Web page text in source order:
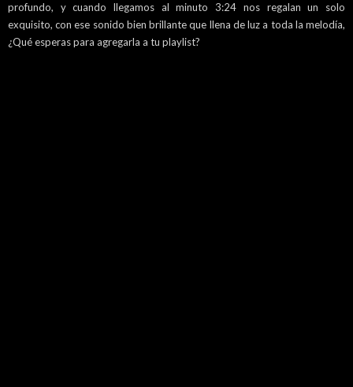
profundo, y cuando llegamos al minuto 3:24 nos regalan un solo
exquisito, con ese sonido bien brillante que llena de luz a toda la melodía,
¿Qué esperas para agregarla a tu playlist?